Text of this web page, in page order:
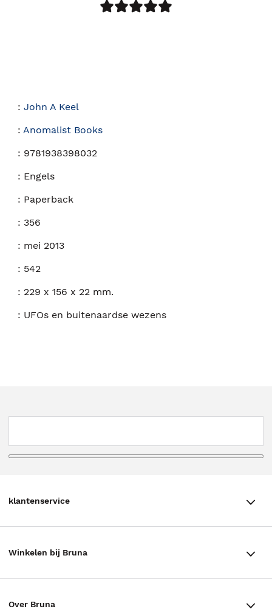
: John A Keel
: Anomalist Books
: 9781938398032
: Engels
: Paperback
: 356
: mei 2013
: 542
: 229 x 156 x 22 mm.
: UFOs en buitenaardse wezens
klantenservice
Winkelen bij Bruna
Over Bruna